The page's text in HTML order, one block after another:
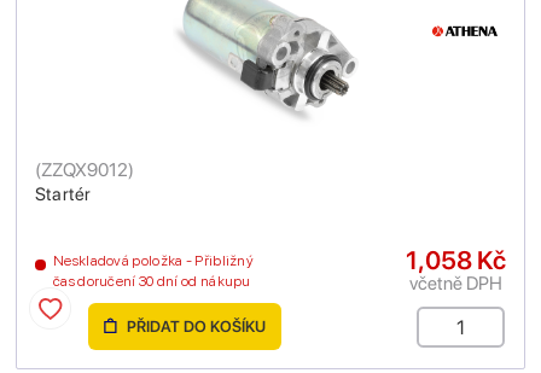
Startér
(ZZQX9012)
Neskladová položka - Přibližný
čas doručení 30 dní od nákupu
1,058 Kč
včetně DPH
PŘIDAT DO KOŠÍKU